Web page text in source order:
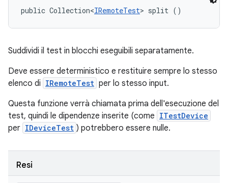
public Collection<IRemoteTest> split ()
Suddividi il test in blocchi eseguibili separatamente.
Deve essere deterministico e restituire sempre lo stesso
elenco di IRemoteTest per lo stesso input.
Questa funzione verrà chiamata prima dell'esecuzione del
test, quindi le dipendenze inserite (come ITestDevice
per IDeviceTest ) potrebbero essere nulle.
Resi